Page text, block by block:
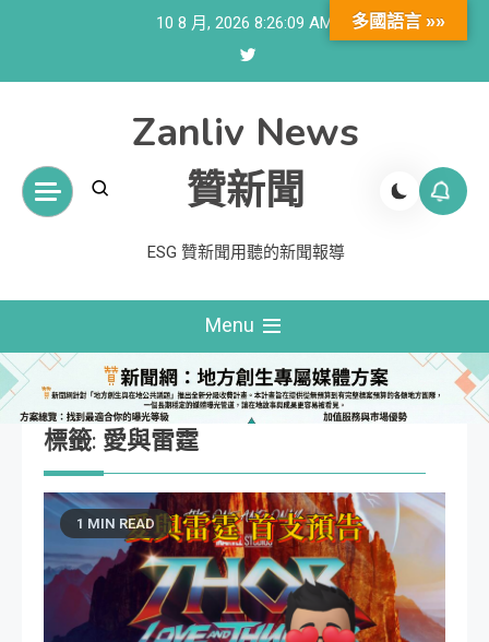
10 8 月, 2026 8:26:09 AM
Zanliv News
贊新聞
ESG 贊新聞用聽的新聞報導
Menu
標籤: 愛與雷霆
1 MIN READ
多國語言 »»